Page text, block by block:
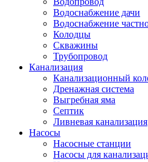
Водоснабжение дачи
Водоснабжение
Колодцы
Скважины
Трубопровод
Канализация
Канализационный
Дренажная система
Выгребная яма
Септик
Ливневая канализация
Насосы
Насосные станции
Насосы для